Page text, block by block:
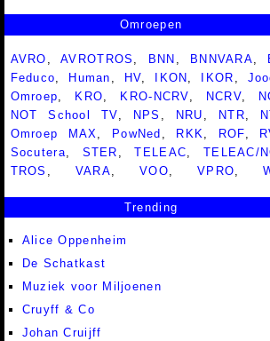
Omroepen
AVRO ,AVROTROS BNN BNNVARA
Feduco
Human HV IKON IKOR
Omroep
KRO KRO-NCRV NCRV
NOT School TV
NPS NRU NTR
Omroep MAX
PowNed RKK ROF
Socutera
STER ,TELEAC TELEAC/
TROS
VARA ,VOO ,VPRO ,
Trending
Alice Oppenheim
De Schatkast
Muziek voor Miljoenen
Cruyff & Co
Johan Cruijff